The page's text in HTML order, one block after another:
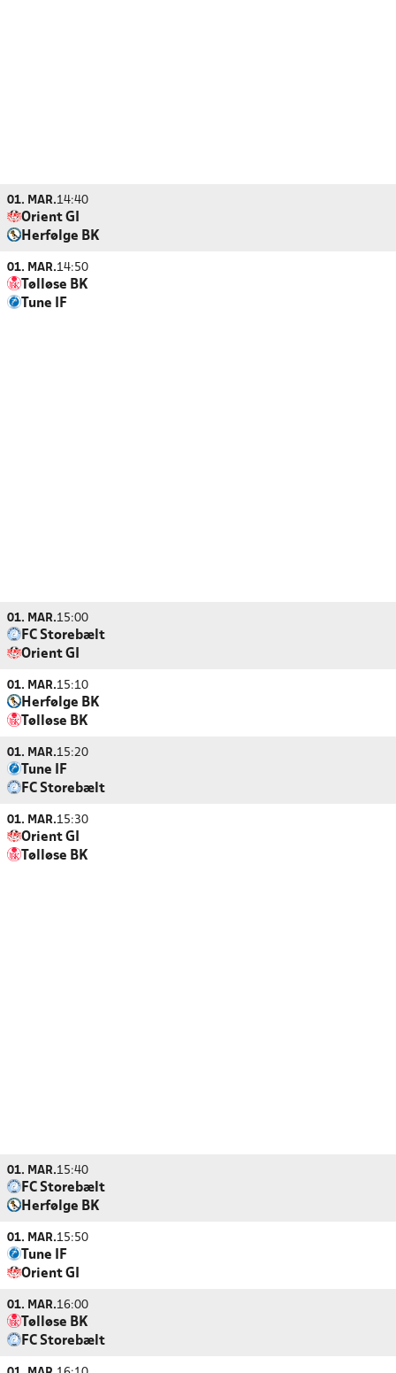
01. MAR.14:40
Orient GI
Herfølge BK
01. MAR.14:50
Tølløse BK
Tune IF
01. MAR.15:00
FC Storebælt
Orient GI
01. MAR.15:10
Herfølge BK
Tølløse BK
01. MAR.15:20
Tune IF
FC Storebælt
01. MAR.15:30
Orient GI
Tølløse BK
01. MAR.15:40
FC Storebælt
Herfølge BK
01. MAR.15:50
Tune IF
Orient GI
01. MAR.16:00
Tølløse BK
FC Storebælt